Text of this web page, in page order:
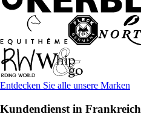
Entdecken Sie alle unsere Marken
Kundendienst in Frankreich